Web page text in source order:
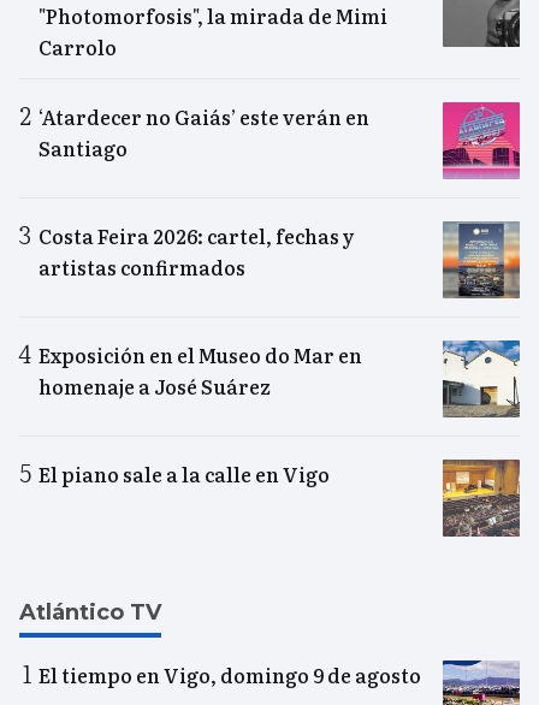
"Photomorfosis", la mirada de Mimi
Carrolo
‘Atardecer no Gaiás’ este verán en
Santiago
Costa Feira 2026: cartel, fechas y
artistas confirmados
Exposición en el Museo do Mar en
homenaje a José Suárez
El piano sale a la calle en Vigo
Atlántico TV
El tiempo en Vigo, domingo 9 de agosto